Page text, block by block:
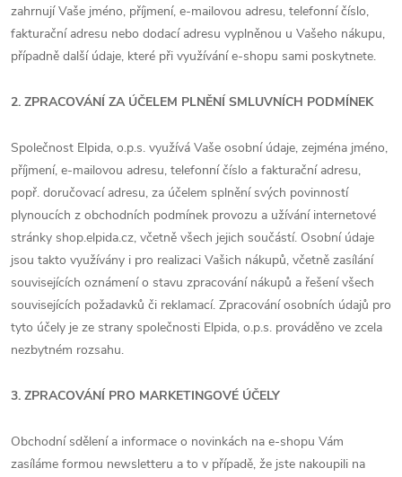
zahrnují Vaše jméno, příjmení, e-mailovou adresu, telefonní číslo,
fakturační adresu nebo dodací adresu vyplněnou u Vašeho nákupu,
případně další údaje, které při využívání e-shopu sami poskytnete.
2. ZPRACOVÁNÍ ZA ÚČELEM PLNĚNÍ SMLUVNÍCH PODMÍNEK
Společnost Elpida, o.p.s. využívá Vaše osobní údaje, zejména jméno,
příjmení, e-mailovou adresu, telefonní číslo a fakturační adresu,
popř. doručovací adresu, za účelem splnění svých povinností
plynoucích z obchodních podmínek provozu a užívání internetové
stránky shop.elpida.cz, včetně všech jejich součástí. Osobní údaje
jsou takto využívány i pro realizaci Vašich nákupů, včetně zasílání
souvisejících oznámení o stavu zpracování nákupů a řešení všech
souvisejících požadavků či reklamací. Zpracování osobních údajů pro
tyto účely je ze strany společnosti Elpida, o.p.s. prováděno ve zcela
nezbytném rozsahu.
3. ZPRACOVÁNÍ PRO MARKETINGOVÉ ÚČELY
Obchodní sdělení a informace o novinkách na e-shopu Vám
zasíláme formou newsletteru a to v případě, že jste nakoupili na